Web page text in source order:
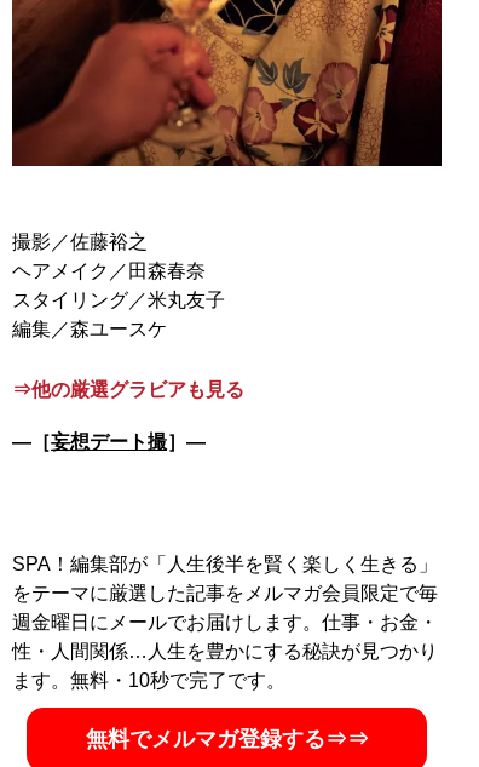
撮影／佐藤裕之
ヘアメイク／田森春奈
スタイリング／米丸友子
編集／森ユースケ
⇒他の厳選グラビアも見る
―［妄想デート撮］―
SPA！編集部が「人生後半を賢く楽しく生きる」
をテーマに厳選した記事をメルマガ会員限定で毎
週金曜日にメールでお届けします。仕事・お金・
性・人間関係…人生を豊かにする秘訣が見つかり
ます。無料・10秒で完了です。
無料でメルマガ登録する⇒⇒